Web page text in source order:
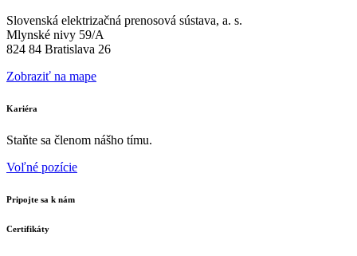
Slovenská elektrizačná prenosová sústava, a. s.
Mlynské nivy 59/A
824 84 Bratislava 26
Zobraziť na mape
Kariéra
Staňte sa členom nášho tímu.
Voľné pozície
Pripojte sa k nám
Certifikáty